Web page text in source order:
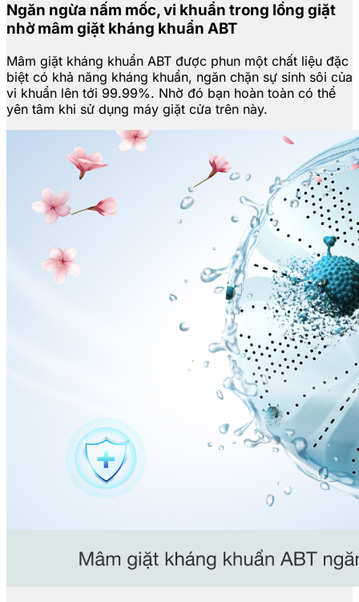
Ngăn ngừa nấm mốc, vi khuẩn trong lồng giặt
nhờ mâm giặt kháng khuẩn ABT
Mâm giặt kháng khuẩn ABT được phun một chất liệu đặc
biệt có khả năng kháng khuẩn, ngăn chặn sự sinh sôi của
vi khuẩn lên tới 99.99%. Nhờ đó bạn hoàn toàn có thể
yên tâm khi sử dụng máy giặt cửa trên này.